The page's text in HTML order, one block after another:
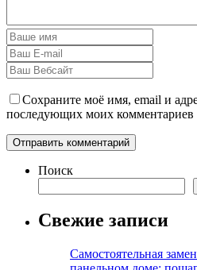
Сохраните моё имя, email и
последующих моих комментариев
Поиск
Свежие записи
Самостоятельная